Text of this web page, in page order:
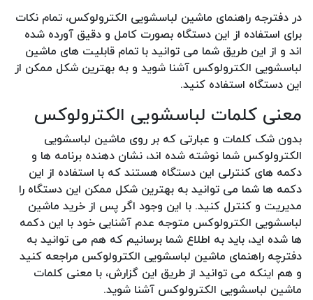
در دفترجه راهنمای ماشین لباسشویی الکترولوکس، تمام نکات
برای استفاده از این دستگاه بصورت کامل و دقیق آورده شده
اند و از این طریق شما می توانید با تمام قابلیت های ماشین
لباسشویی الکترولوکس آشنا شوید و به بهترین شکل ممکن از
این دستگاه استفاده کنید.
معنی کلمات لباسشویی الکترولوکس
بدون شک کلمات و عبارتی که بر روی ماشین لباسشویی
الکترولوکس شما نوشته شده اند، نشان دهنده برنامه ها و
دکمه های کنترلی این دستگاه هستند که با استفاده از این
دکمه ها شما می توانید به بهترین شکل ممکن این دستگاه را
مدیریت و کنترل کنید. با این وجود اگر پس از خرید ماشین
لباسشویی الکترولوکس متوجه عدم آشنایی خود با این دکمه
ها شده اید، باید به اطلاع شما برسانیم که هم می توانید به
دفترچه راهنمای ماشین لباسشویی الکترولوکس مراجعه کنید
و هم اینکه می توانید از طریق این گزارش، با معنی کلمات
ماشین لباسشویی الکترولوکس آشنا شوید.